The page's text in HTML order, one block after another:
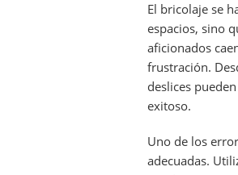
El bricolaje se
espacios, sino
aficionados
frustración.
deslices
exitoso.
Uno de los
adecuadas.